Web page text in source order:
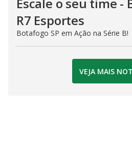
R7 Esportes
Botafogo SP em Ação na Série B!
VEJA MAIS